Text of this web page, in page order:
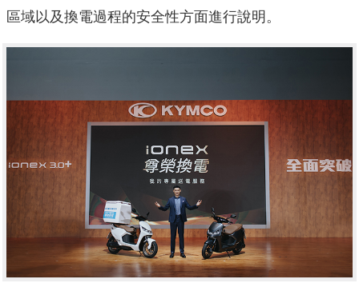
區域以及換電過程的安全性方面進行說明。